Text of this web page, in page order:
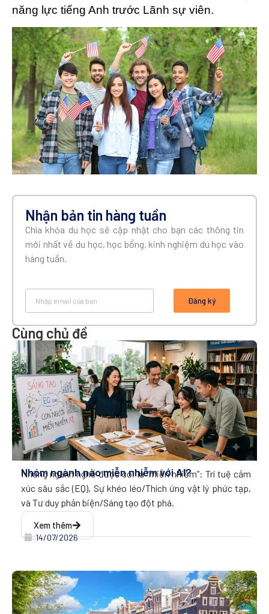
năng lực tiếng Anh trước Lãnh sự viên.
Nhận bản tin hàng tuần
Chìa khóa du học sẽ cập nhật cho bạn các thông tin
mới nhất về du học, học bổng, kinh nghiệm du học vào
hàng tuần.
Đăng ký
Cùng chủ đề
Nhóm ngành nào miễn nhiễm với AI?
Những ngành nghề được coi là “miễn nhiễm”: Trí tuệ cảm
xúc sâu sắc (EQ), Sự khéo léo/Thích ứng vật lý phức tạp,
và Tư duy phản biện/Sáng tạo đột phá.
Xem thêm
14/07/2026